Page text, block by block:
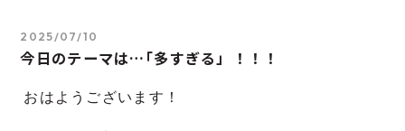
2025/07/10
今日のテーマは…｢多すぎる」！！！
おはようございます！